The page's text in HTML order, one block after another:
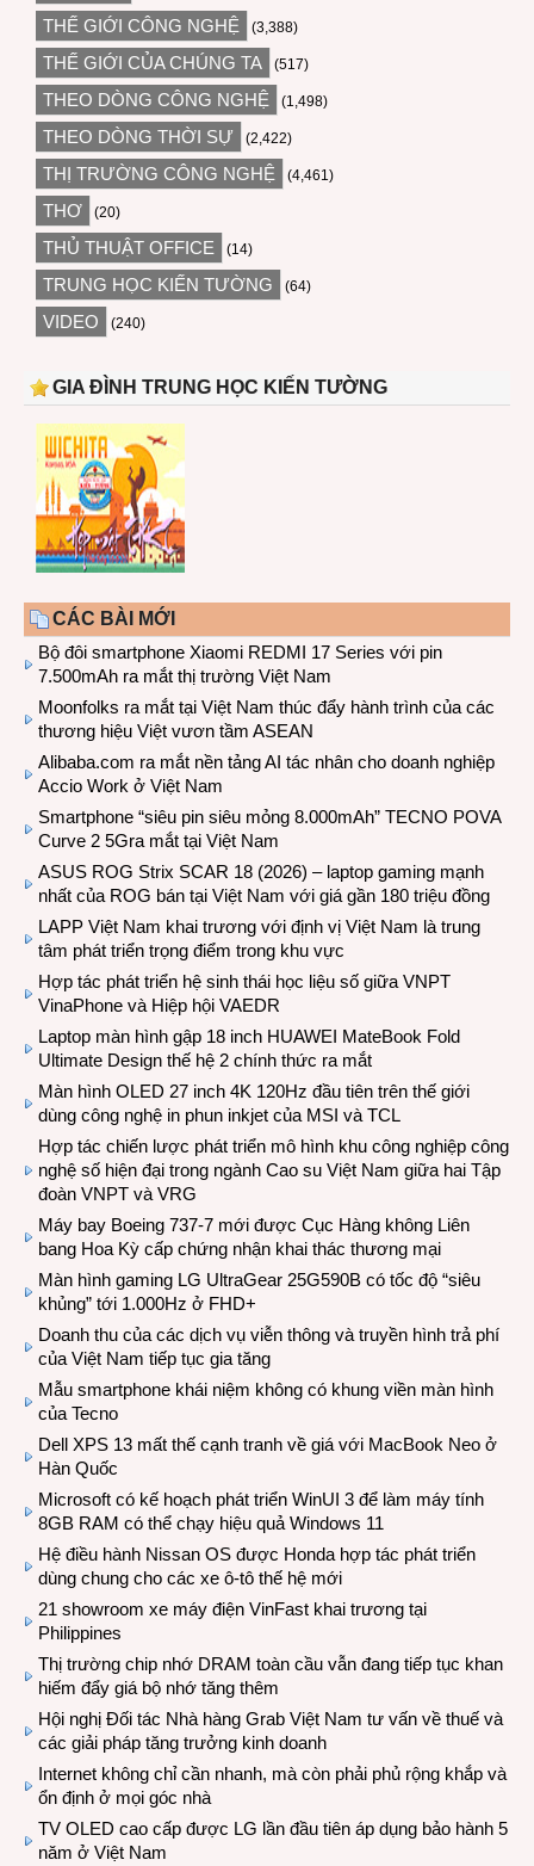
THẾ GIỚI CÔNG NGHỆ (3,388)
THẾ GIỚI CỦA CHÚNG TA (517)
THEO DÒNG CÔNG NGHỆ (1,498)
THEO DÒNG THỜI SỰ (2,422)
THỊ TRƯỜNG CÔNG NGHỆ (4,461)
THƠ (20)
THỦ THUẬT OFFICE (14)
TRUNG HỌC KIẾN TƯỜNG (64)
VIDEO (240)
GIA ĐÌNH TRUNG HỌC KIẾN TƯỜNG
CÁC BÀI MỚI
Bộ đôi smartphone Xiaomi REDMI 17 Series với pin
7.500mAh ra mắt thị trường Việt Nam
Moonfolks ra mắt tại Việt Nam thúc đẩy hành trình của các
thương hiệu Việt vươn tầm ASEAN
Alibaba.com ra mắt nền tảng AI tác nhân cho doanh nghiệp
Accio Work ở Việt Nam
Smartphone “siêu pin siêu mỏng 8.000mAh” TECNO POVA
Curve 2 5Gra mắt tại Việt Nam
ASUS ROG Strix SCAR 18 (2026) – laptop gaming mạnh
nhất của ROG bán tại Việt Nam với giá gần 180 triệu đồng
LAPP Việt Nam khai trương với định vị Việt Nam là trung
tâm phát triển trọng điểm trong khu vực
Hợp tác phát triển hệ sinh thái học liệu số giữa VNPT
VinaPhone và Hiệp hội VAEDR
Laptop màn hình gập 18 inch HUAWEI MateBook Fold
Ultimate Design thế hệ 2 chính thức ra mắt
Màn hình OLED 27 inch 4K 120Hz đầu tiên trên thế giới
dùng công nghệ in phun inkjet của MSI và TCL
Hợp tác chiến lược phát triển mô hình khu công nghiệp công
nghệ số hiện đại trong ngành Cao su Việt Nam giữa hai Tập
đoàn VNPT và VRG
Máy bay Boeing 737-7 mới được Cục Hàng không Liên
bang Hoa Kỳ cấp chứng nhận khai thác thương mại
Màn hình gaming LG UltraGear 25G590B có tốc độ “siêu
khủng” tới 1.000Hz ở FHD+
Doanh thu của các dịch vụ viễn thông và truyền hình trả phí
của Việt Nam tiếp tục gia tăng
Mẫu smartphone khái niệm không có khung viền màn hình
của Tecno
Dell XPS 13 mất thế cạnh tranh về giá với MacBook Neo ở
Hàn Quốc
Microsoft có kế hoạch phát triển WinUI 3 để làm máy tính
8GB RAM có thể chạy hiệu quả Windows 11
Hệ điều hành Nissan OS được Honda hợp tác phát triển
dùng chung cho các xe ô-tô thế hệ mới
21 showroom xe máy điện VinFast khai trương tại
Philippines
Thị trường chip nhớ DRAM toàn cầu vẫn đang tiếp tục khan
hiếm đẩy giá bộ nhớ tăng thêm
Hội nghị Đối tác Nhà hàng Grab Việt Nam tư vấn về thuế và
các giải pháp tăng trưởng kinh doanh
Internet không chỉ cần nhanh, mà còn phải phủ rộng khắp và
ổn định ở mọi góc nhà
TV OLED cao cấp được LG lần đầu tiên áp dụng bảo hành 5
năm ở Việt Nam